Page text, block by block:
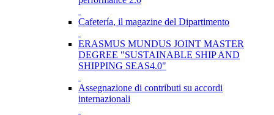
Cafetería, il magazine del Dipartimento
ERASMUS MUNDUS JOINT MASTER
DEGREE "SUSTAINABLE SHIP AND
SHIPPING SEAS4.0"
Assegnazione di contributi su accordi
internazionali